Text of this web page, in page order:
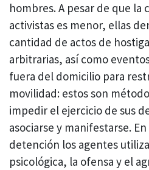
hombres. A pesar de que la
activistas es menor, ellas
cantidad de actos de
arbitrarias, así como
fuera del domicilio para
movilidad: estos son
impedir el ejercicio de sus
asociarse y manifestarse.
detención los agentes
psicológica, la ofensa y el